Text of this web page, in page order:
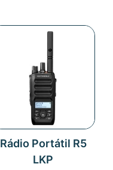
Rádio Portátil R5
LKP